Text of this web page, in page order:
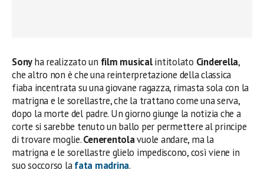
Sonyha realizzato un film musicalintitolato Cinderella,
che altro non è che una reinterpretazione della classica
fiaba incentrata su una giovane ragazza, rimasta sola con la
matrigna e le sorellastre, che la trattano come una serva,
dopo la morte del padre. Un giorno giunge la notizia che a
corte si sarebbe tenuto un ballo per permettere al principe
di trovare moglie.Cenerentolavuole andare, ma la
matrigna e le sorellastre glielo impediscono, così viene in
suo soccorso lafata madrina.